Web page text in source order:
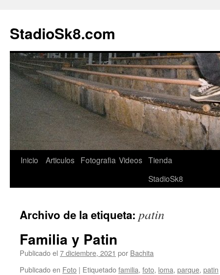
StadioSk8.com
Inicio Articulos Fotografia Videos Tienda
StadioSk8
Archivo de la etiqueta: patin
Familia y Patin
Publicado el 7 diciembre, 2021 por Bachita
Publicado en Foto | Etiquetadofamilia, foto, loma, parque, patin